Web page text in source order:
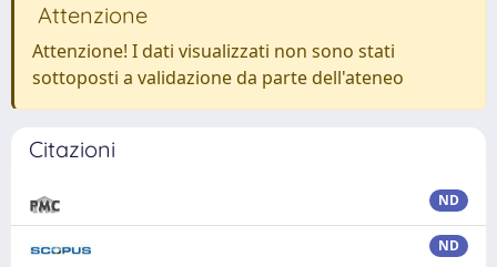
Attenzione
Attenzione! I dati visualizzati non sono stati
sottoposti a validazione da parte dell'ateneo
Citazioni
ND
ND